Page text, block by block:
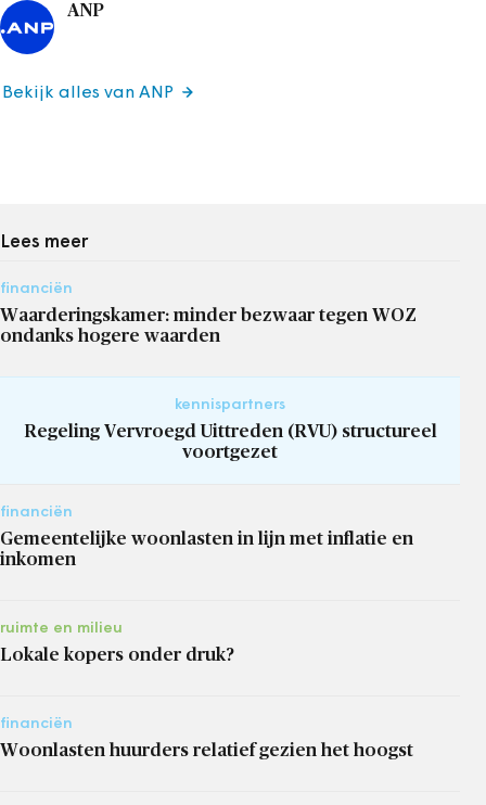
ANP
Bekijk alles van ANP
Lees meer
financiën
Waarderingskamer: minder bezwaar tegen WOZ
ondanks hogere waarden
kennispartners
Regeling Vervroegd Uittreden (RVU) structureel
voortgezet
financiën
Gemeentelijke woonlasten in lijn met inflatie en
inkomen
ruimte en milieu
Lokale kopers onder druk?
financiën
Woonlasten huurders relatief gezien het hoogst